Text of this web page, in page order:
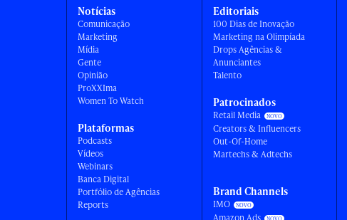
Notícias
Comunicação
Marketing
Mídia
Gente
Opinião
ProXXIma
Women To Watch
Plataformas
Podcasts
Vídeos
Webinars
Banca Digital
Portfólio de Agências
Reports
Editoriais
100 Dias de Inovação
Marketing na Olimpíada
Drops Agências &
Anunciantes
Talento
Patrocinados
Retail Media
Creators & Influencers
Out-Of-Home
Martechs & Adtechs
Brand Channels
IMO
Amazon Ads